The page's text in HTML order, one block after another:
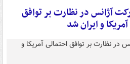
آژانس در نظارت بر توافق
و ایران شد